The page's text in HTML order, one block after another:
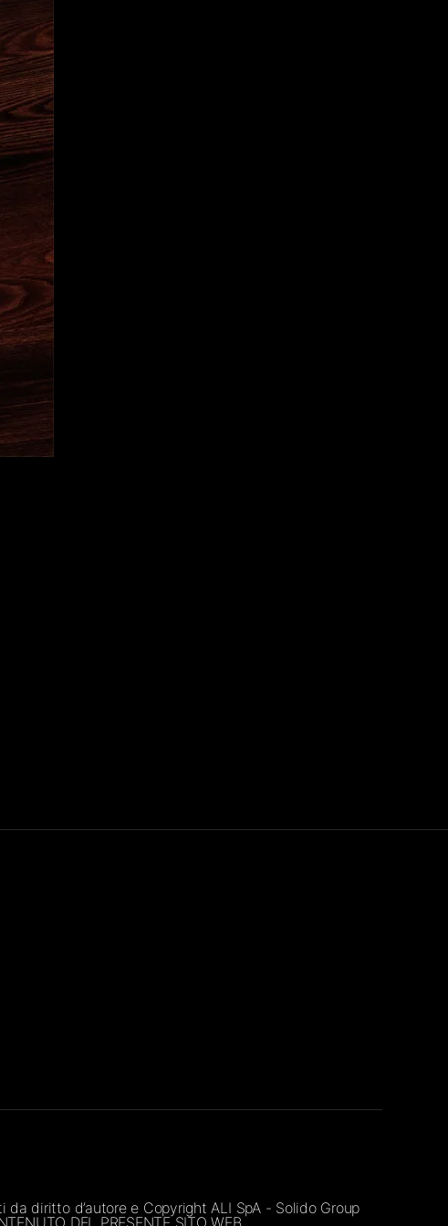
diritto d’autore e Copyright ALI SpA - Solido Group
DEL PRESENTE SITO WEB